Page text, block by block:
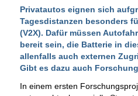
Privatautos eignen sich
Tagesdistanzen besonders
(V2X). Dafür müssen
bereit sein, die Batterie in
allenfalls auch externen
Gibt es dazu auch
In einem ersten